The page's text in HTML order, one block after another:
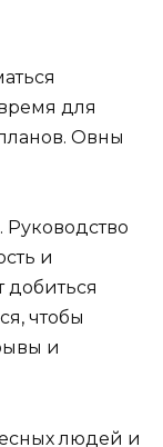
для
Овны
и
добиться
чтобы
и
людей и